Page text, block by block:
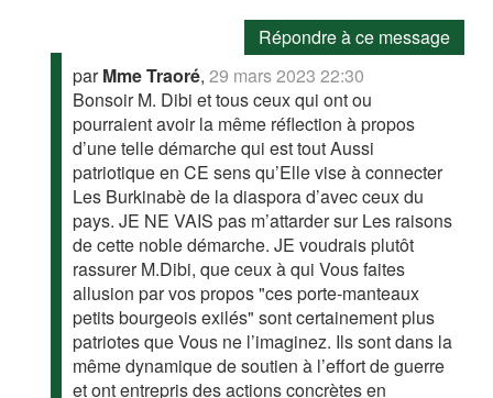
Répondre à ce message
parMme Traoré,29 mars 2023 22:30
Bonsoir M. Dibi et tous ceux qui ont ou
pourraient avoir la même réflection à propos
d’une telle démarche qui est tout Aussi
patriotique en CE sens qu’Elle vise à connecter
Les Burkinabè de la diaspora d’avec ceux du
pays. JE NE VAIS pas m’attarder sur Les raisons
de cette noble démarche. JE voudrais plutôt
rassurer M.Dibi, que ceux à qui Vous faites
allusion par vos propos "ces porte-manteaux
petits bourgeois exilés" sont certainement plus
patriotes que Vous ne l’imaginez. Ils sont dans la
même dynamique de soutien à l’effort de guerre
et ont entrepris des actions concrètes en